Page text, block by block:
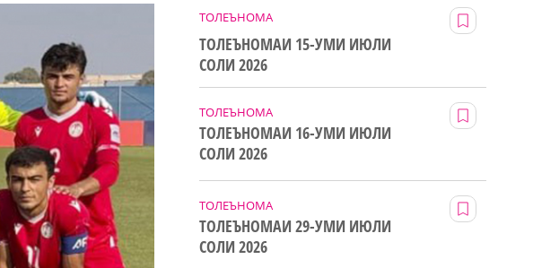
ТОЛЕЪНОМА
ТОЛЕЪНОМАИ 15-УМИ ИЮЛИ
СОЛИ 2026
ТОЛЕЪНОМА
ТОЛЕЪНОМАИ 16-УМИ ИЮЛИ
СОЛИ 2026
ТОЛЕЪНОМА
ТОЛЕЪНОМАИ 29-УМИ ИЮЛИ
СОЛИ 2026